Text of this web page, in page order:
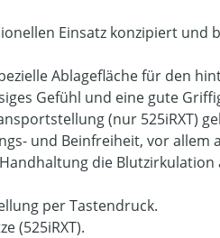
Einsatz konzipiert und
Ablagefläche für den
Gefühl und eine gute
(nur 525iRXT)
und Beinfreiheit, vor allem
die
per Tastendruck.
(525iRXT).